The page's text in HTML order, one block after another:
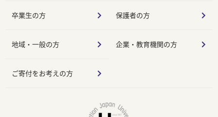
卒業生の方 保護者の方
地域・一般の方 企業・教育機関の方
ご寄付をお考えの方